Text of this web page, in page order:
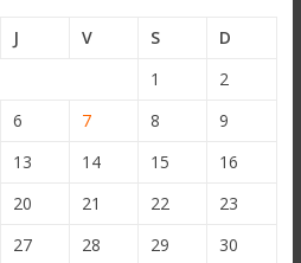
J V S
D
1
2
6 7 8
9
13 14 15
16
20 21 22
23
27 28 29
30